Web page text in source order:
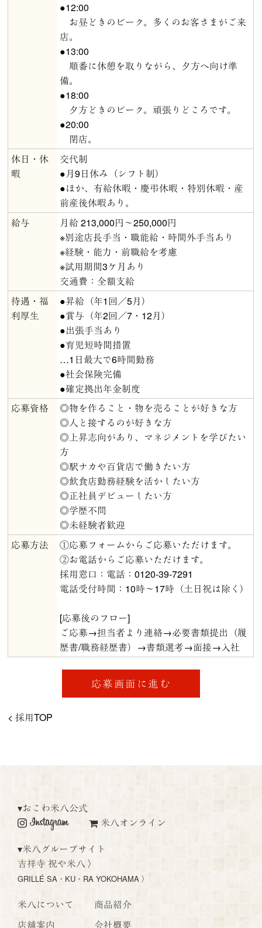
●12:00
お昼どきのピーク。多くのお客さまがご来
店。
●13:00
順番に休憩を取りながら、夕方へ向け準
備。
●18:00
夕方どきのピーク。頑張りどころです。
●20:00
閉店。
休日・休
暇
交代制
●月9日休み（シフト制）
●ほか、有給休暇・慶弔休暇・特別休暇・産
前産後休暇あり。
給与
月給 213,000円～250,000円
※別途店長手当・職能給・時間外手当あり
※経験・能力・前職給を考慮
※試用期間3ケ月あり
交通費：全額支給
待遇・福
利厚生
●昇給（年1回／5月）
●賞与（年2回／7・12月）
●出張手当あり
●育児短時間措置
…1日最大で6時間勤務
●社会保険完備
●確定拠出年金制度
応募資格
◎物を作ること・物を売ることが好きな方
◎人と接するのが好きな方
◎上昇志向があり、マネジメントを学びたい
方
◎駅ナカや百貨店で働きたい方
◎飲食店勤務経験を活かしたい方
◎正社員デビューしたい方
◎学歴不問
◎未経験者歓迎
応募方法
①応募フォームからご応募いただけます。
②お電話からご応募いただけます。
採用窓口：電話：0120-39-7291
電話受付時間：10時～17時（土日祝は除く）
[応募後のフロー]
ご応募→担当者より連絡→必要書類提出（履
歴書/職務経歴書）→書類選考→面接→入社
応募画面に進む
< 採用TOP
▾おこわ米八公式
米八オンライン
▾米八グループサイト
吉祥寺 祝や米八 〉
GRILLÉ SA・KU・RA YOKOHAMA 〉
米八について
商品紹介
店舗案内
会社概要